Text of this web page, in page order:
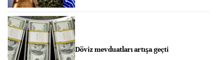
Döviz mevduatları artışa geçti